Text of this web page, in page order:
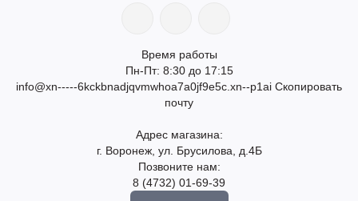
Время работы
Пн-Пт: 8:30 до 17:15
info@xn-----6kckbnadjqvmwhoa7a0jf9e5c.xn--p1ai Скопировать
почту
Адрес магазина:
г. Воронеж, ул. Брусилова, д.4Б
Позвоните нам:
8 (4732) 01-69-39